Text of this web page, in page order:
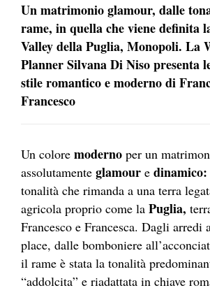
Un matrimonio glamour, dalle
rame, in quella che viene definita
Valley della Puglia, Monopoli. La
Planner Silvana Di Niso presenta
stile romantico e moderno di
Francesco
Un colore moderno per un
assolutamente glamour e dinamico:
tonalità che rimanda a una terra
agricola proprio come la Puglia,
Francesco e Francesca. Dagli arredi
place, dalle bomboniere
il rame è stata la tonalità
“addolcita” e riadattata in chiave